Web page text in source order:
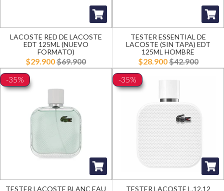
LACOSTE RED DE LACOSTE
EDT 125ML (NUEVO
FORMATO)
$29.900$69.900
TESTER ESSENTIAL DE
LACOSTE (SIN TAPA) EDT
125ML HOMBRE
$28.900$42.900
-35%
TESTER LACOSTE BLANC EAU
-35%
TESTER LACOSTE L.12.12